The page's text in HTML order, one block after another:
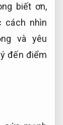
biết ơn,
cách nhìn
và yêu
đến điểm